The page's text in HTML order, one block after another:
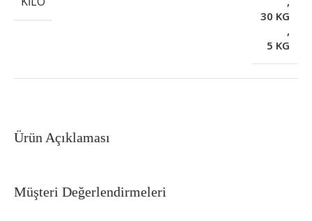
Ürün Açıklaması
30 KG
,
5 KG
Müşteri Değerlendirmeleri